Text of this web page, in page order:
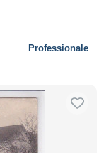
Professionale